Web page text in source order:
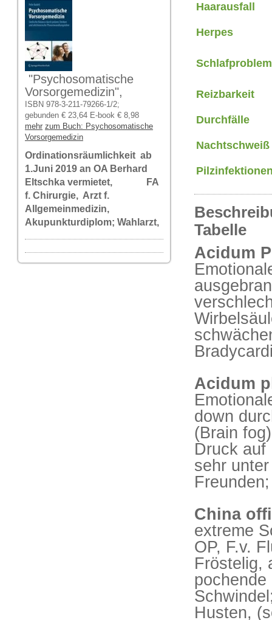
"Psychosomatische
Vorsorgemedizin",
ISBN 978-3-211-79266-1/2;
gebunden € 23,64 E-book € 8,98
mehr zum Buch: Psychosomatische
Vorsorgemedizin
Ordinationsräumlichkeit ab
1.Juni 2019 an OA Berhard
Eltschka vermietet, FA
f. Chirurgie, Arzt f.
Allgemeinmedizin,
Akupunkturdiplom; Wahlarzt,
Haarausfall
Herpes
Reizbarkeit
Durchfälle
Nachtschweiß
Tabelle
Acidum
Acidum
down
(Brain
Druck auf
sehr
China
extreme
OP, F.v.
Fröstelig,
Husten,